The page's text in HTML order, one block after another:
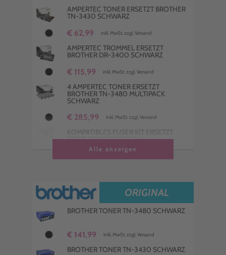
AMPERTEC TONER ERSETZT BROTHER
TN-3430 SCHWARZ
€ 62,99 inkl. MwSt. zzgl. Versand
AMPERTEC TROMMEL ERSETZT
BROTHER DR-3400 SCHWARZ
€ 115,99 inkl. MwSt. zzgl. Versand
4 AMPERTEC TONER ERSETZT
BROTHER TN-3480 MULTIPACK
SCHWARZ
€ 285,99 inkl. MwSt. zzgl. Versand
KOMPATIBLES FUSER KIT ERSETZT
BROTHER D008AE001
Alle anzeigen
ORIGINAL
BROTHER TONER TN-3480 SCHWARZ
€ 141,99 inkl. MwSt. zzgl. Versand
BROTHER TONER TN-3430 SCHWARZ